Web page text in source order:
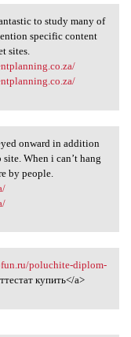
to study many of
specific content
sites.
onward in addition
When i can’t hang
by people.
poluchite-diplom-
купить</a>